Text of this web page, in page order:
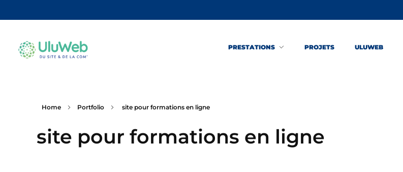
PRESTATIONS PROJETS ULUWEB
Home Portfolio site pour formations en ligne
site pour formations en ligne